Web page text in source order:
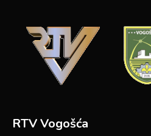
RTV Vogošća